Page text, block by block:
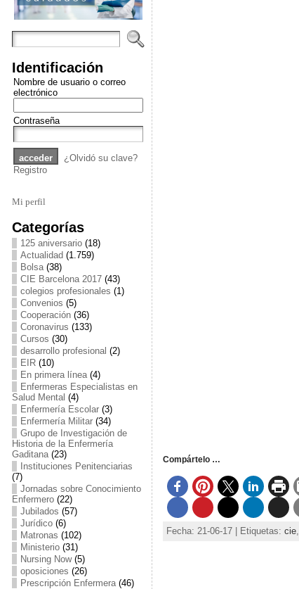
Identificación
Nombre de usuario o correo
electrónico
Contraseña
¿Olvidó su clave?
Registro
Mi perfil
Categorías
125 aniversario(18)
Actualidad (1.759)
Bolsa(38)
CIE Barcelona 2017(43)
colegios profesionales (1)
Convenios (5)
Cooperación(36)
Coronavirus (133)
Cursos (30)
desarrollo profesional (2)
EIR(10)
En primera línea(4)
Enfermeras Especialistas en
Salud Mental (4)
Enfermería Escolar(3)
Enfermería Militar(34)
Grupo de Investigación de
Historia de la Enfermería
Gaditana(23)
Instituciones Penitenciarias
(7)
Jornadas sobre Conocimiento
Enfermero(22)
Jubilados (57)
Jurídico(6)
Matronas (102)
Ministerio(31)
Nursing Now(5)
oposiciones (26)
Prescripción Enfermera(46)
Compártelo …
Fecha: 21-06-17 | Etiquetas: cie,